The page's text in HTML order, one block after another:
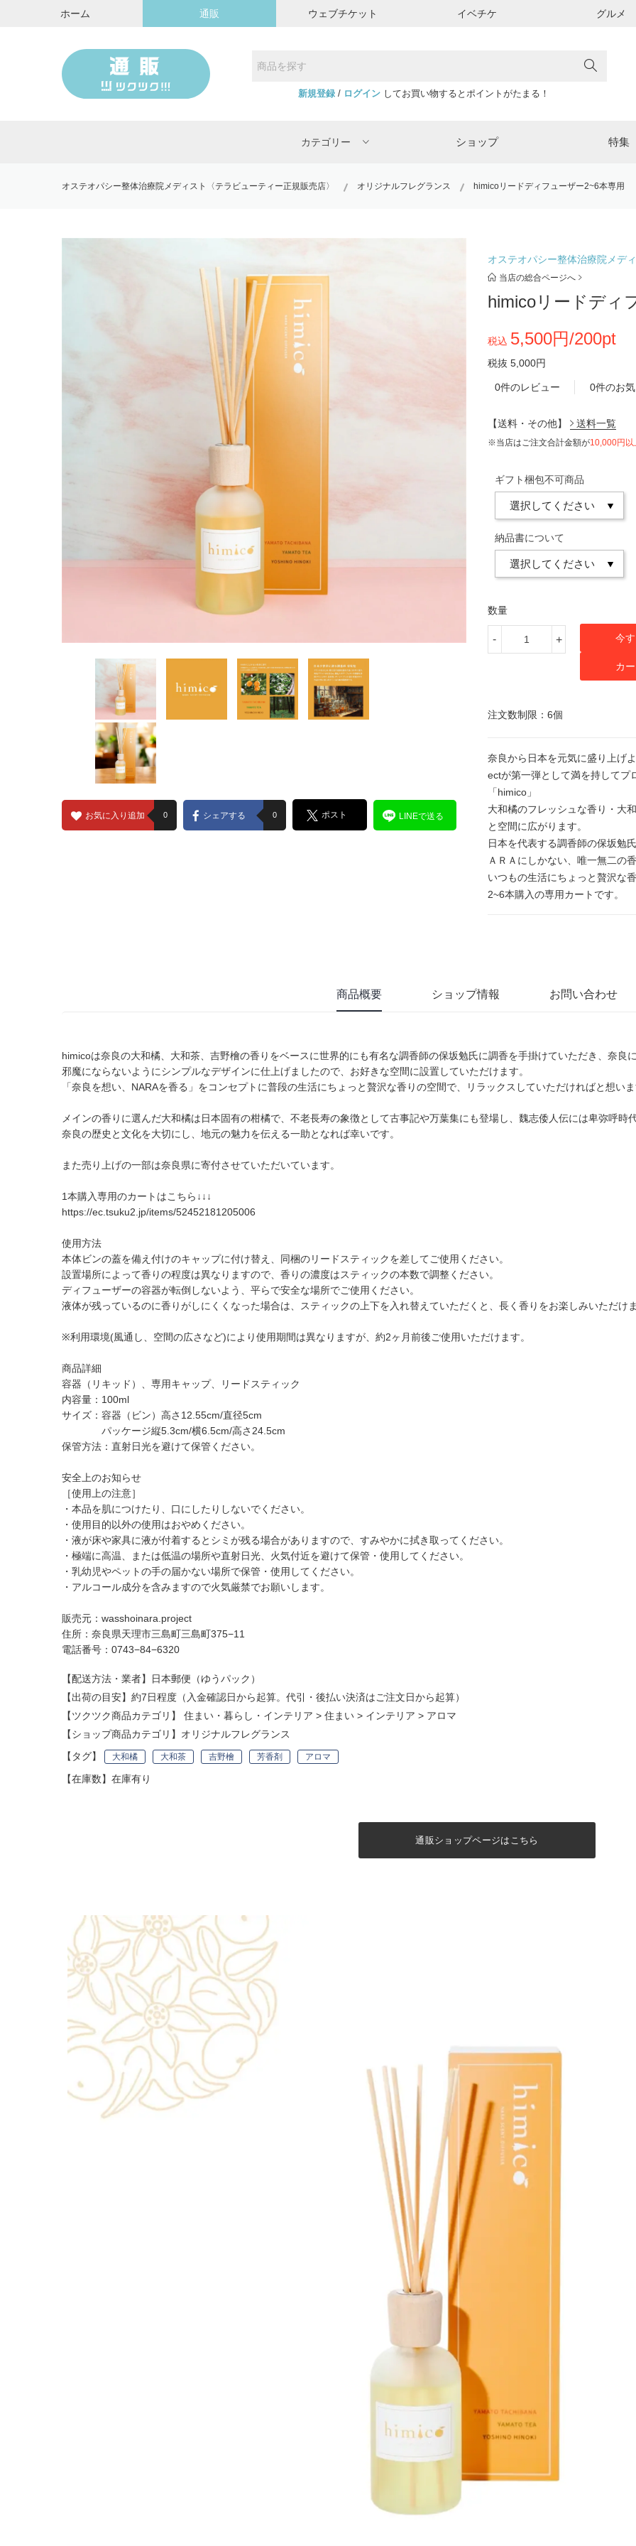
ホーム 通販 ウェブチケット イベチケ グルメ
新規登録/ ログインしてお買い物するとポイントがたまる！
カテゴリー ショップ 特集
オステオパシー整体治療院メディスト〈テラビューティー正規販売店〉 オリジナルフレグランス himicoリードディフューザー2~6本専用
お気に入り追加 0 シェアする 0 ポスト LINEで送る
オステオパシー整体治療院メデ
当店の総合ページへ
himicoリードディ
税込 5,500円/200pt
税抜 5,000円
0件のレビュー 0件のお
【送料・その他】 送料一覧
※当店はご注文合計金額が10,000円以
ギフト梱包不可商品
納品書について
数量
- + 今
カ
注文数制限：6個
奈良から日本を元気に盛り上げ
ectが第一弾として満を持してプ
「himico」
大和橘のフレッシュな香り・大
と空間に広がります。
日本を代表する調香師の保坂勉
ＡＲＡにしかない、唯一無二の
いつもの生活にちょっと贅沢な
2~6本購入の専用カートです。
商品概要 ショップ情報 お問い合わせ
himicoは奈良の大和橘、大和茶、吉野檜の香りをベースに世界的にも有名な調香師の保坂勉氏に調香を手掛けていただき、奈良
邪魔にならないようにシンプルなデザインに仕上げましたので、お好きな空間に設置していただけます。
「奈良を想い、NARAを香る」をコンセプトに普段の生活にちょっと贅沢な香りの空間で、リラックスしていただければと想い
メインの香りに選んだ大和橘は日本固有の柑橘で、不老長寿の象徴として古事記や万葉集にも登場し、魏志倭人伝には卑弥呼
奈良の歴史と文化を大切にし、地元の魅力を伝える一助となれば幸いです。
また売り上げの一部は奈良県に寄付させていただいています。
1本購入専用のカートはこちら↓↓↓
https://ec.tsuku2.jp/items/52452181205006
使用方法
本体ビンの蓋を備え付けのキャップに付け替え、同梱のリードスティックを差してご使用ください。
設置場所によって香りの程度は異なりますので、香りの濃度はスティックの本数で調整ください。
ディフューザーの容器が転倒しないよう、平らで安全な場所でご使用ください。
液体が残っているのに香りがしにくくなった場合は、スティックの上下を入れ替えていただくと、長く香りをお楽しみいただけ
※利用環境(風通し、空間の広さなど)により使用期間は異なりますが、約2ヶ月前後ご使用いただけます。
商品詳細
容器（リキッド）、専用キャップ、リードスティック
内容量：100ml
サイズ：容器（ビン）高さ12.55cm/直径5cm
パッケージ縦5.3cm/横6.5cm/高さ24.5cm
保管方法：直射日光を避けて保管ください。
安全上のお知らせ
［使用上の注意］
・本品を肌につけたり、口にしたりしないでください。
・使用目的以外の使用はおやめください。
・液が床や家具に液が付着するとシミが残る場合がありますので、すみやかに拭き取ってください。
・極端に高温、または低温の場所や直射日光、火気付近を避けて保管・使用してください。
・乳幼児やペットの手の届かない場所で保管・使用してください。
・アルコール成分を含みますので火気厳禁でお願いします。
販売元：wasshoinara.project
住所：奈良県天理市三島町三島町375−11
電話番号：0743−84−6320
【配送方法・業者】日本郵便（ゆうパック）
【出荷の目安】約7日程度（入金確認日から起算。代引・後払い決済はご注文日から起算）
【ツクツク商品カテゴリ】 住まい・暮らし・インテリア > 住まい > インテリア > アロマ
【ショップ商品カテゴリ】 オリジナルフレグランス
【タグ】
大和橘 大和茶 吉野檜 芳香剤 アロマ
【在庫数】在庫有り
通販ショップページはこちら